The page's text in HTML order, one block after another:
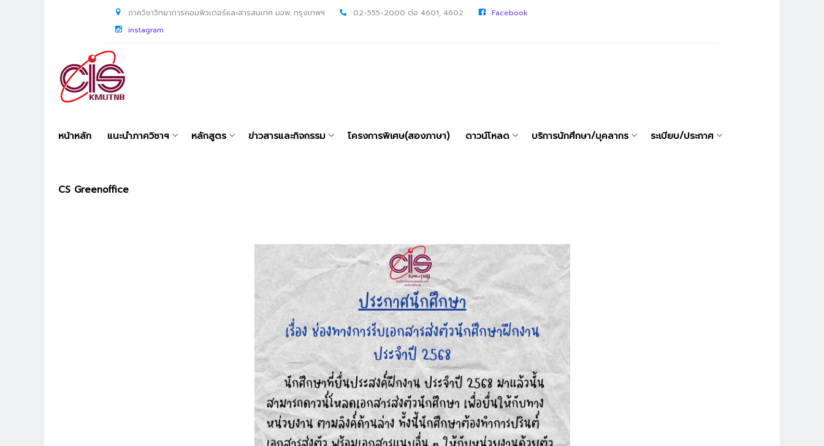
ภาควิชาวิทยาการคอมพิวเตอร์และสารสนเทศ มจพ. กรุงเทพฯ 02-555-2000 ต่อ 4601, 4602
Facebook
instagram
หน้าหลัก แนะนำภาควิชาฯ หลักสูตร ข่าวสารและกิจกรรม โครงการพิเศษ(สองภาษา) ดาวน์โหลด บริการนักศึกษา/บุคลากร ระเบียบ/ประกาศ
CS Greenoffice